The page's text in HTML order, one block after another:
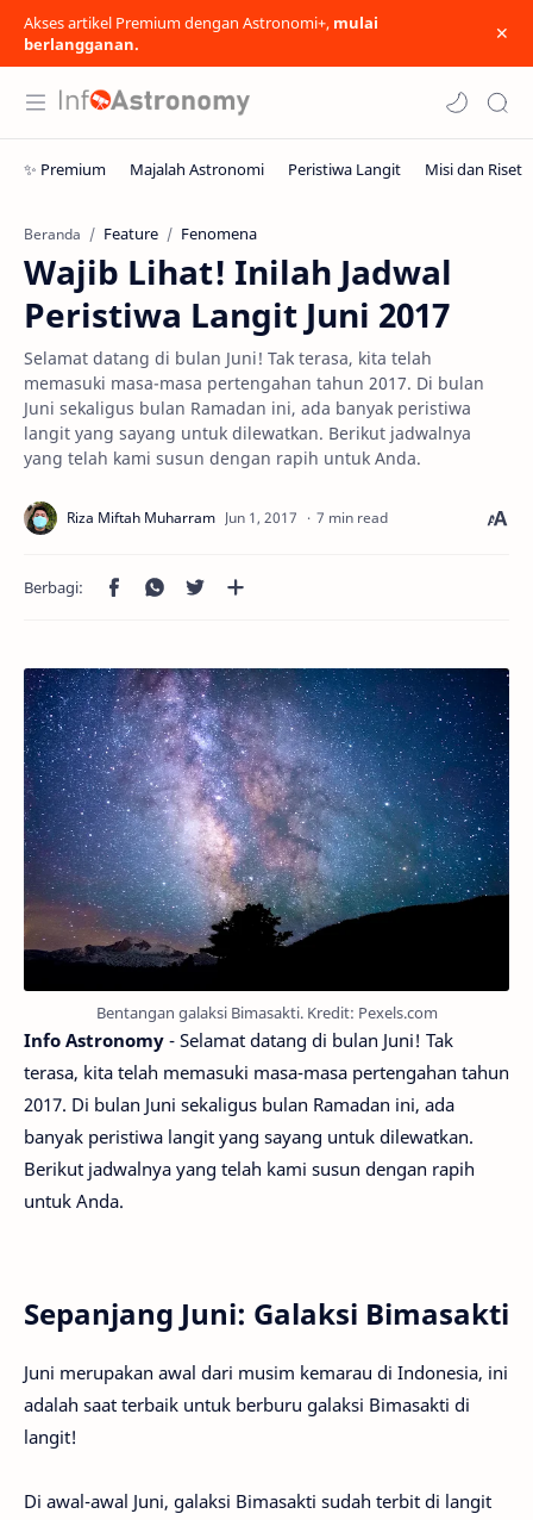
Akses artikel Premium dengan Astronomi+, mulai
berlangganan.
Beranda Feature Fenomena
Wajib Lihat! Inilah Jadwal
Peristiwa Langit Juni 2017
Selamat datang di bulan Juni! Tak terasa, kita telah
memasuki masa-masa pertengahan tahun 2017. Di bulan
Juni sekaligus bulan Ramadan ini, ada banyak peristiwa
langit yang sayang untuk dilewatkan. Berikut jadwalnya
yang telah kami susun dengan rapih untuk Anda.
7 min read
Bentangan galaksi Bimasakti. Kredit: Pexels.com
Info Astronomy - Selamat datang di bulan Juni! Tak
terasa, kita telah memasuki masa-masa pertengahan tahun
2017. Di bulan Juni sekaligus bulan Ramadan ini, ada
banyak peristiwa langit yang sayang untuk dilewatkan.
Berikut jadwalnya yang telah kami susun dengan rapih
untuk Anda.
Sepanjang Juni: Galaksi Bimasakti
Juni merupakan awal dari musim kemarau di Indonesia, ini
adalah saat terbaik untuk berburu galaksi Bimasakti di
langit!
Di awal-awal Juni, galaksi Bimasakti sudah terbit di langit